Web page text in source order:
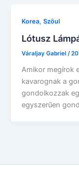
Korea,Szöul
Lótusz
Váraljay Gabriel/
Amikor megírok
kavarognak a
gondolkozzak
egyszerűen